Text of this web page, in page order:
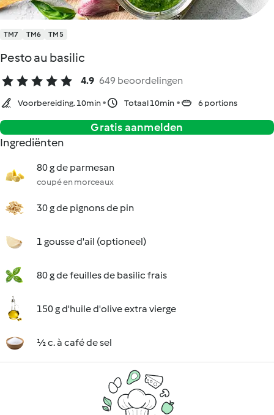
TM7 TM6 TM5
Pesto au basilic
4.9 649 beoordelingen
Voorbereiding. 10min Totaal 10min 6 portions
Gratis aanmelden
Ingrediënten
80 g de parmesan
coupé en morceaux
30 g de pignons de pin
1 gousse d'ail (optioneel)
80 g de feuilles de basilic frais
150 g d'huile d'olive extra vierge
½ c. à café de sel